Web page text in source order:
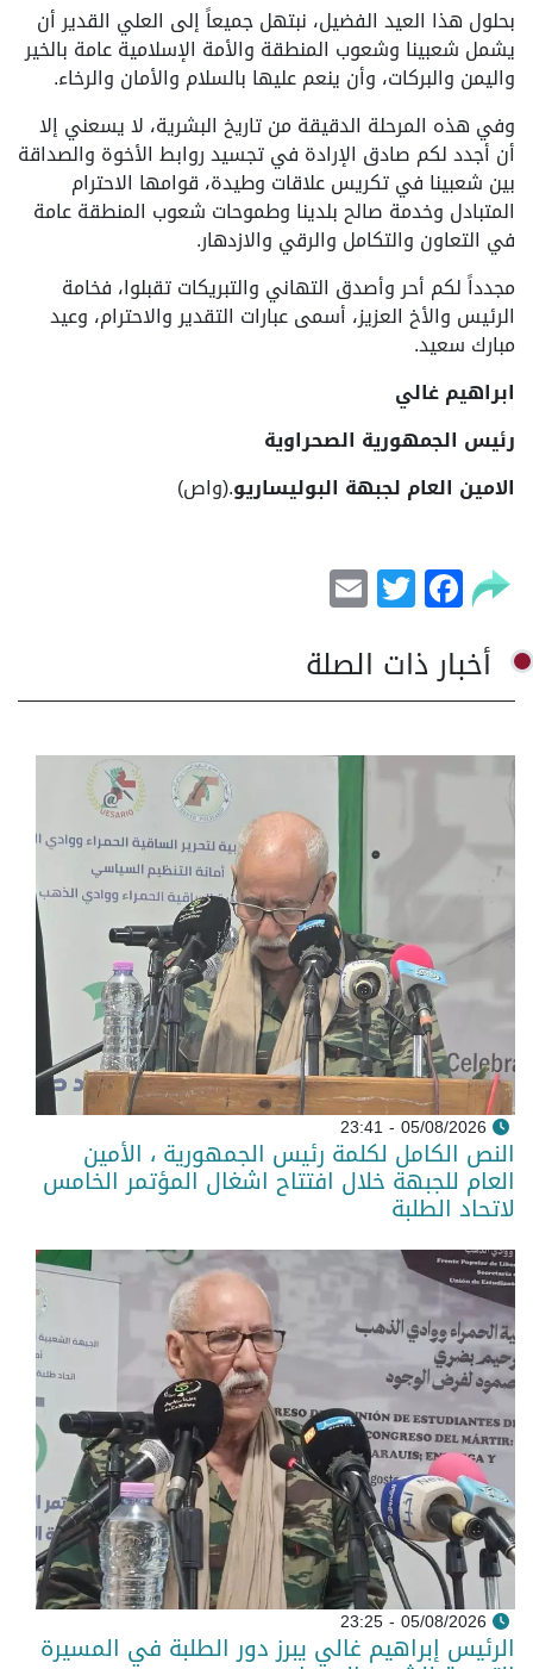
بحلول هذا العيد الفضيل، نبتهل جميعاً إلى العلي القدير أن
يشمل شعبينا وشعوب المنطقة والأمة الإسلامية عامة بالخير
واليمن والبركات، وأن ينعم عليها بالسلام والأمان والرخاء.
وفي هذه المرحلة الدقيقة من تاريخ البشرية، لا يسعني إلا
أن أجدد لكم صادق الإرادة في تجسيد روابط الأخوة والصداقة
بين شعبينا في تكريس علاقات وطيدة، قوامها الاحترام
المتبادل وخدمة صالح بلدينا وطموحات شعوب المنطقة عامة
في التعاون والتكامل والرقي والازدهار.
مجدداً لكم أحر وأصدق التهاني والتبريكات تقبلوا، فخامة
الرئيس والأخ العزيز، أسمى عبارات التقدير والاحترام، وعيد
مبارك سعيد.
ابراهيم غالي
رئيس الجمهورية الصحراوية
الامين العام لجبهة البوليساريو.(واص)
Facebook
Twitter
أخبار ذات الصلة
05/08/2026 - 23:41
النص الكامل لكلمة رئيس الجمهورية ، الأمين
العام للجبهة خلال افتتاح اشغال المؤتمر الخامس
لاتحاد الطلبة
05/08/2026 - 23:25
الرئيس إبراهيم غالي يبرز دور الطلبة في المسيرة